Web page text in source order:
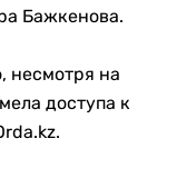
Бажкенова.
несмотря на
доступа к